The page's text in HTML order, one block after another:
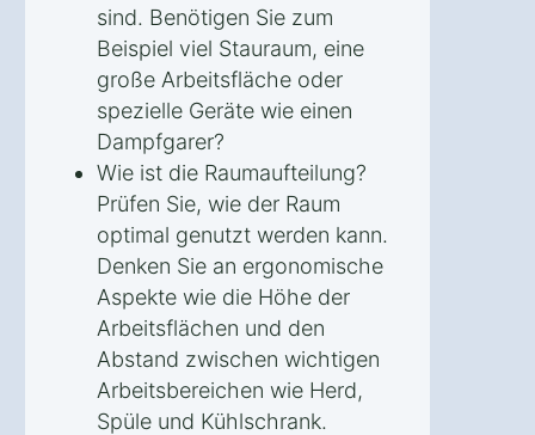
sind. Benötigen Sie zum
Beispiel viel Stauraum, eine
große Arbeitsfläche oder
spezielle Geräte wie einen
Dampfgarer?
Wie ist die Raumaufteilung?
Prüfen Sie, wie der Raum
optimal genutzt werden kann.
Denken Sie an ergonomische
Aspekte wie die Höhe der
Arbeitsflächen und den
Abstand zwischen wichtigen
Arbeitsbereichen wie Herd,
Spüle und Kühlschrank.